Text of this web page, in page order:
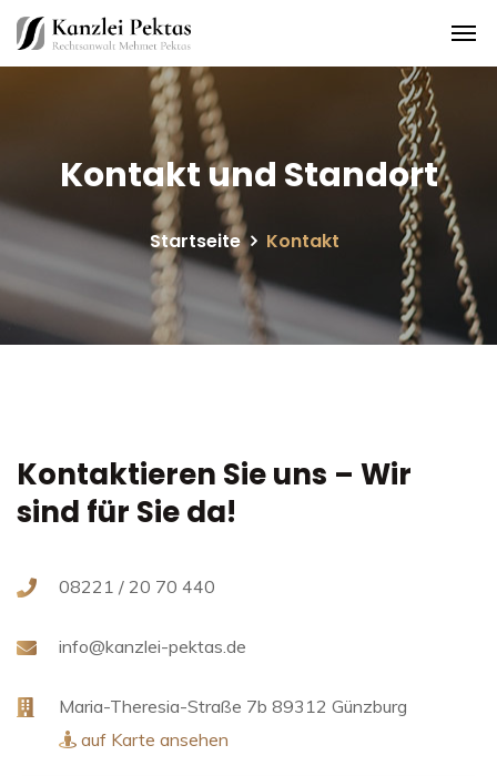
Kontakt und Standort
Startseite Kontakt
Kontaktieren Sie uns – Wir
sind für Sie da!
08221 / 20 70 440
info@kanzlei-pektas.de
Maria-Theresia-Straße 7b 89312 Günzburg
auf Karte ansehen